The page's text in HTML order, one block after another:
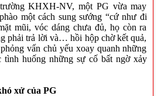
KHXH-NV, một PG vừa may
một cách sung sướng “cứ như đi
mũi, vóc dáng chưa đủ, họ còn ra
phải trả lời và… hồi hộp chờ kết quả,
vấn chủ yếu xoay quanh những
tình huống những sự cố bất ngờ xảy
xử của PG